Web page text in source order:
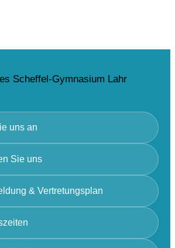
uns an
Sie uns
& Vertretungsplan